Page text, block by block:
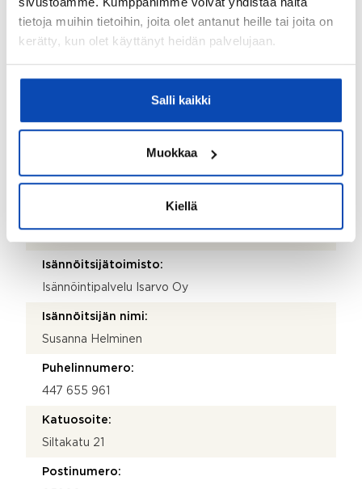
tietoja muihin tietoihin, joita olet antanut heille tai joita on
kerätty, kun olet käyttänyt heidän palvelujaan.
Salli kaikki
Muokkaa
Kiellä
Taloyhtiön Y-tunnus:
0416274-4
Isännöitsijätoimisto:
Isännöintipalvelu Isarvo Oy
Isännöitsijän nimi:
Susanna Helminen
Puhelinnumero:
447 655 961
Katuosoite:
Siltakatu 21
Postinumero: